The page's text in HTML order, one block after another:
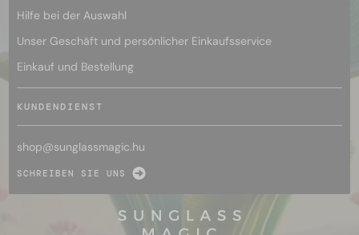
Hilfe bei der Auswahl
Unser Geschäft und persönlicher Einkaufsservice
Einkauf und Bestellung
KUNDENDIENST
shop@sunglassmagic.hu
SCHREIBEN SIE UNS